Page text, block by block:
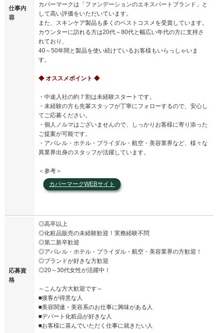
仕事内
容
カバーマークは「ファンデーションのエキスパートブランド」と
して高い評価をいただいています。
また、スキンケア製品も多くのベストコスメを受賞しています。
カウンターに訪れる方は20代～80代と幅広い年代の方に支持さ
れており、
40～50年間と製品を使い続けているお客様もいらっしゃいま
す。
◆ オススメポイント ◆
・中途入社の約７割は未経験スタートです。
・未経験の方も先輩スタッフが丁寧にフォローするので、安心し
てご応募ください。
・個人ノルマはございませんので、しっかりお客様に寄り添った
ご提案が可能です。
・アパレル・ホテル・ブライダル・航空・美容業界など、様々な
異業界出身のスタッフが活躍しています。
＜参考＞
カバーマークWEBサイト
応募資
格
◎高卒以上
◎化粧品販売の未経験歓迎！実務経験不問
◎第二新卒歓迎
◎アパレル・ホテル・ブライダル・航空・美容業界の方歓迎！
◎ブランドが好きな方歓迎
◎20～30代女性が活躍中！
～こんな方大歓迎です～
■接客が得意な人
■美容関連・美容系のお仕事に興味がある人
■デパート化粧品が好きな人
■お客様に喜んでいただく仕事に就きたい人